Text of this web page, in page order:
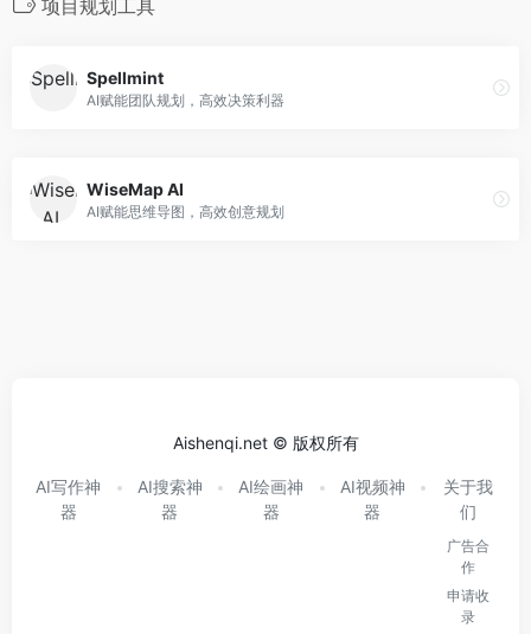
项目规划工具
Spellmint
AI赋能团队规划，高效决策利器
WiseMap AI
AI赋能思维导图，高效创意规划
Aishenqi.net © 版权所有
AI写作神
器
AI搜索神
器
AI绘画神
器
AI视频神
器
关于我
们
广告合
作
申请收
录